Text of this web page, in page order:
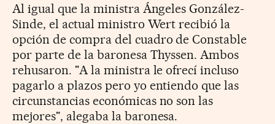
Al igual que la ministra Ángeles González-
Sinde, el actual ministro Wert recibió la
opción de compra del cuadro de Constable
por parte de la baronesa Thyssen. Ambos
rehusaron. "A la ministra le ofrecí incluso
pagarlo a plazos pero yo entiendo que las
circunstancias económicas no son las
mejores", alegaba la baronesa.